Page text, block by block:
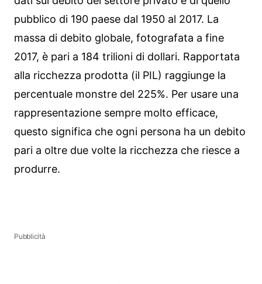
pubblico di 190 paese dal 1950 al 2017. La
massa di debito globale, fotografata a fine
2017, è pari a 184 trilioni di dollari. Rapportata
alla ricchezza prodotta (il PIL) raggiunge la
percentuale monstre del 225%. Per usare una
rappresentazione sempre molto efficace,
questo significa che ogni persona ha un debito
pari a oltre due volte la ricchezza che riesce a
produrre.
Pubblicità